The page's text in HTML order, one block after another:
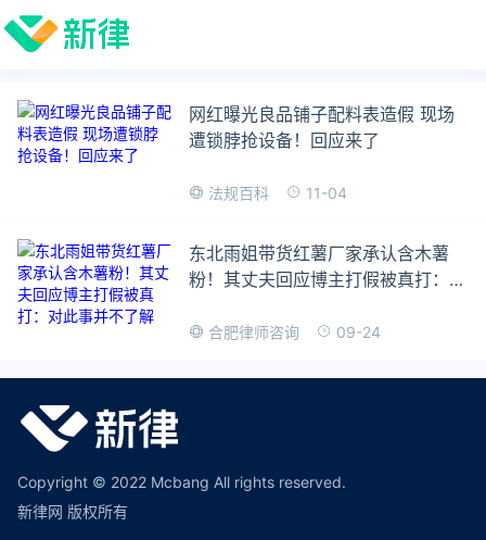
网红曝光良品铺子配料表造假 现场
遭锁脖抢设备！回应来了
法规百科 11-04
东北雨姐带货红薯厂家承认含木薯
粉！其丈夫回应博主打假被真打：对
合肥律师咨询 09-24
Copyright © 2022 Mcbang All rights reserved.
新律网 版权所有